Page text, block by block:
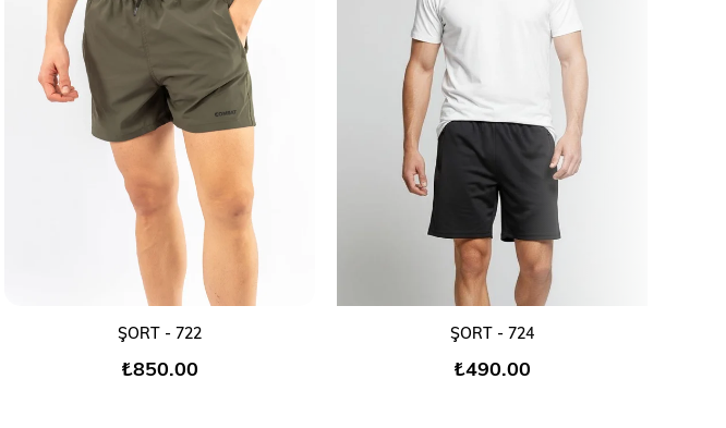
SEPETE EKLE
ŞORT - 722
₺850,00
SEPETE EKLE
ŞORT - 724
₺490,00